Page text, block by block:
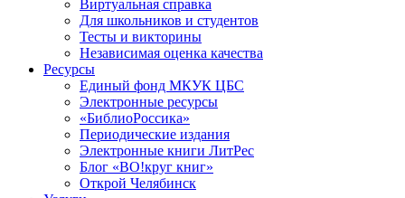
Виртуальная справка
Для школьников и студентов
Тесты и викторины
Независимая оценка качества
Ресурсы
Единый фонд МКУК ЦБС
Электронные ресурсы
«БиблиоРоссика»
Периодические издания
Электронные книги ЛитРес
Блог «ВО!круг книг»
Открой Челябинск